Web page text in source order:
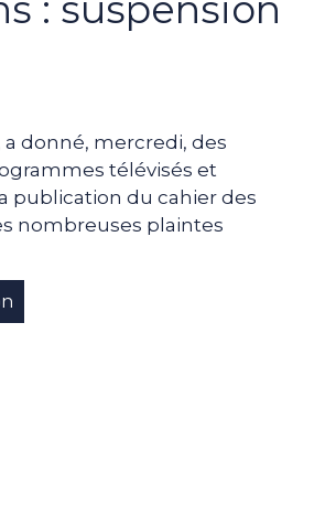
donné, mercredi, des
télévisés et
publication du cahier des
nombreuses plaintes